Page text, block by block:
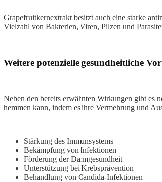
Grapefruitkernextrakt besitzt auch eine starke
Vielzahl von Bakterien, Viren, Pilzen und
Weitere potenzielle gesundheitliche
Neben den bereits erwähnten Wirkungen gibt es
hemmen kann, indem es ihre Vermehrung und
Stärkung des Immunsystems
Bekämpfung von Infektionen
Förderung der Darmgesundheit
Unterstützung bei Krebsprävention
Behandlung von Candida-Infektionen